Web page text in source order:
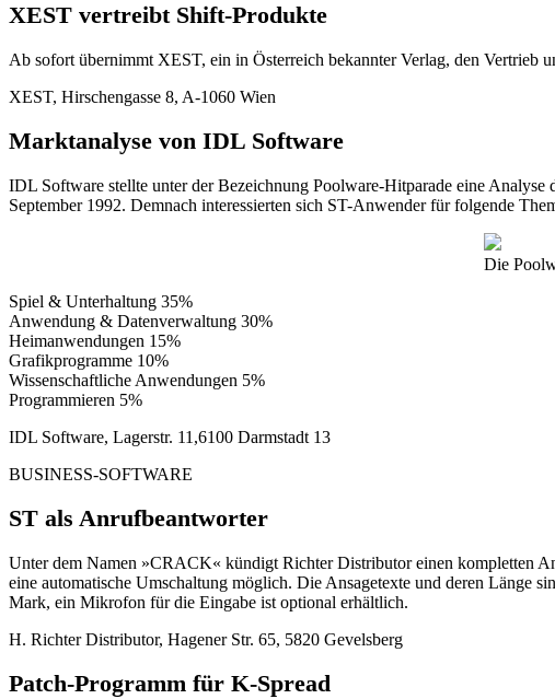
XEST vertreibt Shift-Produkte
Ab sofort übernimmt XEST, ein in Österreich bekannter Verlag, den
XEST, Hirschengasse 8, A-1060 Wien
Marktanalyse von IDL Software
IDL Software stellte unter der Bezeichnung Poolware-Hitparade eine
September 1992. Demnach interessierten sich ST-Anwender für folgende
Die
Spiel & Unterhaltung 35%
Anwendung & Datenverwaltung 30%
Heimanwendungen 15%
Grafikprogramme 10%
Wissenschaftliche Anwendungen 5%
Programmieren 5%
IDL Software, Lagerstr. 11,6100 Darmstadt 13
BUSINESS-SOFTWARE
ST als Anrufbeantworter
Unter dem Namen »CRACK« kündigt Richter Distributor einen kompletten
eine automatische Umschaltung möglich. Die Ansagetexte und deren Länge
Mark, ein Mikrofon für die Eingabe ist optional erhältlich.
H. Richter Distributor, Hagener Str. 65, 5820 Gevelsberg
Patch-Programm für K-Spread